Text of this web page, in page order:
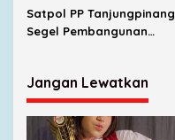
Satpol PP Tanjungpinang
Segel Pembangunan
Jangan Lewatkan